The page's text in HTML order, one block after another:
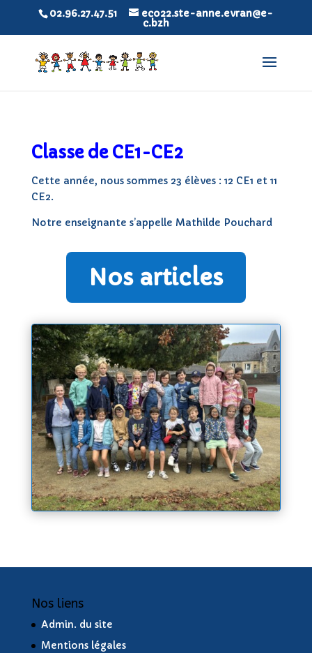
02.96.27.47.51 eco22.ste-anne.evran@e-
c.bzh
Classe de CE1-CE2
Cette année, nous sommes 23 élèves : 12 CE1 et 11
CE2.
Notre enseignante s’appelle Mathilde Pouchard
Nos articles
Nos liens
Admin. du site
Mentions légales